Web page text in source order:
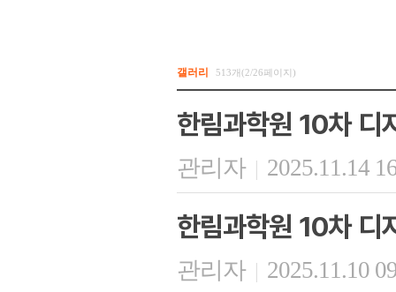
갤러리 513개(2/26페이지)
한림과학원 10차 디
관리자 | 2025.11.14
한림과학원 10차 디
관리자 | 2025.11.10